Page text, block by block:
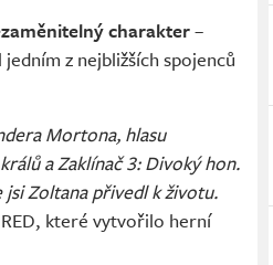
charakter–
z nejbližších spojenců
Mortona, hlasu
a Zaklínač 3: Divoký hon.
Zoltana přivedl k životu.
které vytvořilo herní